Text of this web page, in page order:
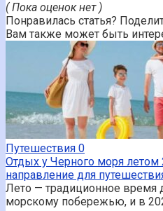
( Пока оценок нет )
Понравилась статья?
Вам также может быть
Путешествия 0
Отдых у Черного моря
направление для
Лето — традиционное время
морскому побережью, и в